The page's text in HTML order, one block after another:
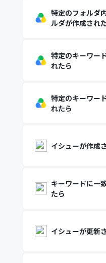
特定のフォルダ
ルダが作成され
特定のキーワー
れたら
特定のキーワー
れたら
イシューが作成
キーワードに一
たら
イシューが更新